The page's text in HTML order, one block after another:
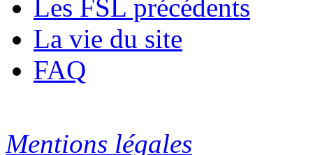
Les FSL précédents
La vie du site
FAQ
Mentions légales